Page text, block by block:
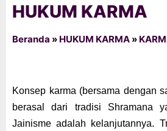
HUKUM KARMA
Beranda » HUKUM KARMA »
Konsep karma (bersama dengan
berasal dari tradisi Shramana
Jainisme adalah kelanjutannya.